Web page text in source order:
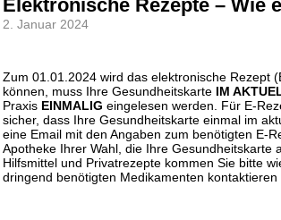
Elektronische Rezepte – Wie
2. Januar 2024
Zum 01.01.2024 wird das elektronische Rezept
können, muss Ihre GesundheitskarteIM
Praxis EINMALIG eingelesen werden. Für E-
sicher, dass Ihre Gesundheitskarte einmal im
eine Email mit den Angaben zum benötigten E-
Apotheke Ihrer Wahl, die Ihre
Hilfsmittel und Privatrezepte kommen Sie bitte
dringend benötigten Medikamenten